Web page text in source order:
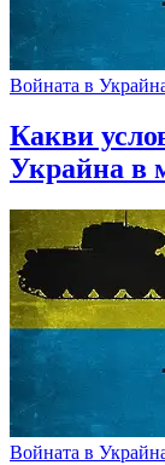
Войната в
Какви
Украйна в
Войната в